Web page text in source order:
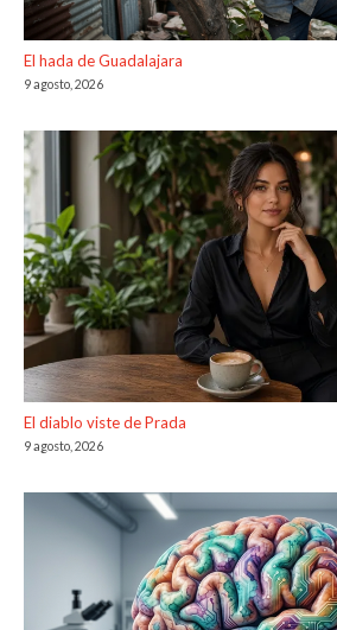
El hada de Guadalajara
9 agosto, 2026
El diablo viste de Prada
9 agosto, 2026